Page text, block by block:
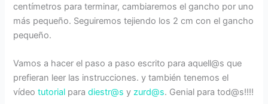
centímetros para terminar, cambiaremos el gancho por uno
más pequeño. Seguiremos tejiendo los 2 cm con el gancho
pequeño.
Vamos a hacer el paso a paso escrito para aquell@s que
prefieran leer las instrucciones. y también tenemos el
vídeotutorial paradiestr@s yzurd@s. Genial para tod@s!!!!